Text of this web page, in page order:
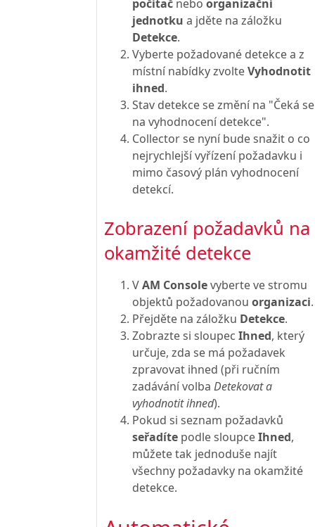
počítač nebo organizační
jednotku a jděte na záložku
Detekce.
Vyberte požadované detekce a z
místní nabídky zvolteVyhodnotit
ihned.
Stav detekce se změní na "Čeká se
na vyhodnocení detekce".
Collector se nyní bude snažit o co
nejrychlejší vyřízení požadavku i
mimo časový plán vyhodnocení
detekcí.
Zobrazení požadavků na
okamžité detekce
VAM Consolevyberte ve stromu
objektů požadovanou organizaci.
Přejděte na záložku Detekce.
Zobrazte si sloupec Ihned, který
určuje, zda se má požadavek
zpravovat ihned (při ručním
zadávání volba Detekovat a
vyhodnotit ihned).
Pokud si seznam požadavků
seřadíte podle sloupceIhned,
můžete tak jednoduše najít
všechny požadavky na okamžité
detekce.